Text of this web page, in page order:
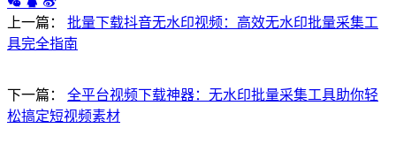
上一篇：
批量下载抖音无水印视频：高效无水印批量采集工
具完全指南
下一篇：
全平台视频下载神器：无水印批量采集工具助你轻
松搞定短视频素材